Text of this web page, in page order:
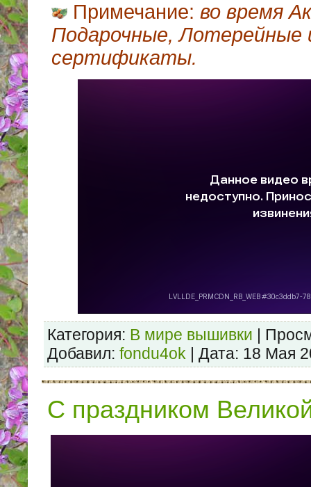
Примечание: во время
Подарочные, Лотерейные
сертификаты.
Категория: В мире вышивки |
Добавил: fondu4ok | Дата: 18 Мая
С праздником